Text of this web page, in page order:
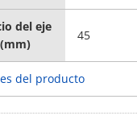
del eje
45
del producto